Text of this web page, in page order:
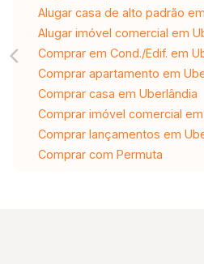
Alugar casa de alto padrão
Alugar imóvel comercial em
Comprar em Cond./Edif. em
Comprar apartamento em
Comprar casa em Uberlândia
Comprar imóvel comercial
Comprar lançamentos em
Comprar com Permuta